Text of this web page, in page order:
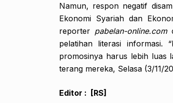
Namun, respon negatif
Ekonomi Syariah dan
reporter pabelan-online.com
pelatihan literasi informasi.
promosinya harus lebih luas
terang mereka, Selasa (3/11/
Editor : [RS]